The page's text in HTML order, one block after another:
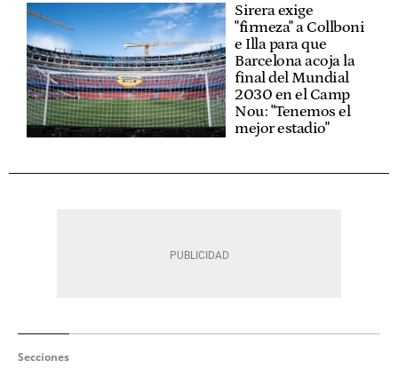
Sirera exige
"firmeza" a Collboni
e Illa para que
Barcelona acoja la
final del Mundial
2030 en el Camp
Nou: "Tenemos el
mejor estadio"
Secciones